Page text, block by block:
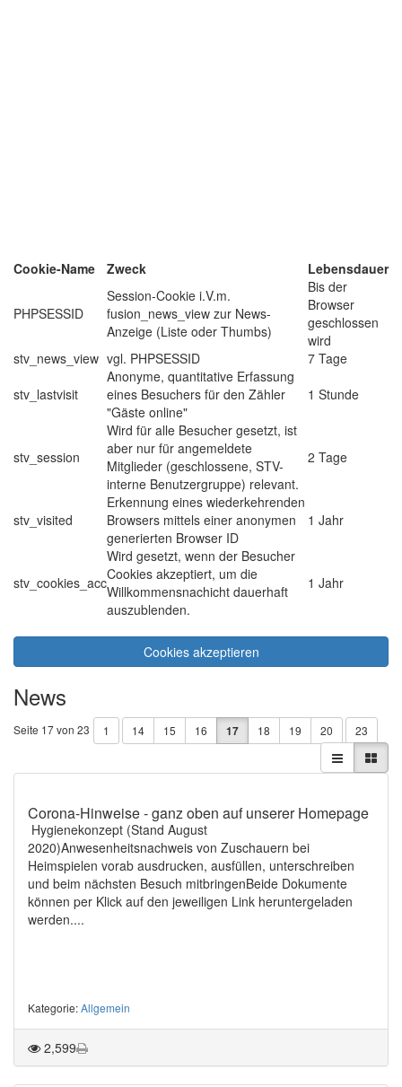
Cookie-Name Zweck Lebensdauer
PHPSESSID
Session-Cookie i.V.m.
fusion_news_view zur News-
Anzeige (Liste oder Thumbs)
Bis der
Browser
geschlossen
wird
stv_news_view vgl. PHPSESSID
7 Tage
stv_lastvisit
Anonyme, quantitative Erfassung
eines Besuchers für den Zähler
"Gäste online"
1 Stunde
stv_session
Wird für alle Besucher gesetzt, ist
aber nur für angemeldete
Mitglieder (geschlossene, STV-
interne Benutzergruppe) relevant.
2 Tage
stv_visited
Erkennung eines wiederkehrenden
Browsers mittels einer anonymen
generierten Browser ID
1 Jahr
stv_cookies_acc
Wird gesetzt, wenn der Besucher
Cookies akzeptiert, um die
Willkommensnachicht dauerhaft
auszublenden.
1 Jahr
Cookies akzeptieren
News
Seite 17 von 23 1 14 15 16 17 18 19 20 23
Corona-Hinweise - ganz oben auf unserer Homepage
Hygienekonzept (Stand August
2020)Anwesenheitsnachweis von Zuschauern bei
Heimspielen vorab ausdrucken, ausfüllen, unterschreiben
und beim nächsten Besuch mitbringenBeide Dokumente
können per Klick auf den jeweiligen Link heruntergeladen
werden....
Kategorie:Allgemein
2,599